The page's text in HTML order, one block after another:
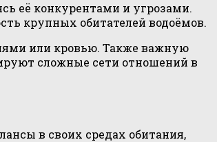
её конкурентами и угрозами.
крупных обитателей водоёмов.
или кровью. Также важную
сложные сети отношений в
в своих средах обитания,